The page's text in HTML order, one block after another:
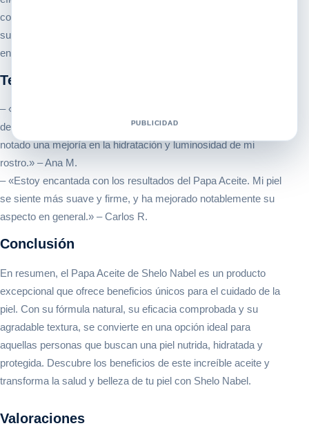
con otros aceites del mercado, el Papa Aceite se distingue por
su textura ligera, su aroma agradable y sus resultados visibles
en poco tiempo.
Testimonios
– «¡El Papa Aceite de Shelo Nabel ha sido un verdadero
descubrimiento para mi piel! Desde que lo empecé a usar, he
notado una mejoría en la hidratación y luminosidad de mi
rostro.» – Ana M.
– «Estoy encantada con los resultados del Papa Aceite. Mi piel
se siente más suave y firme, y ha mejorado notablemente su
aspecto en general.» – Carlos R.
Conclusión
En resumen, el Papa Aceite de Shelo Nabel es un producto
excepcional que ofrece beneficios únicos para el cuidado de la
piel. Con su fórmula natural, su eficacia comprobada y su
agradable textura, se convierte en una opción ideal para
aquellas personas que buscan una piel nutrida, hidratada y
protegida. Descubre los beneficios de este increíble aceite y
transforma la salud y belleza de tu piel con Shelo Nabel.
Valoraciones
PUBLICIDAD